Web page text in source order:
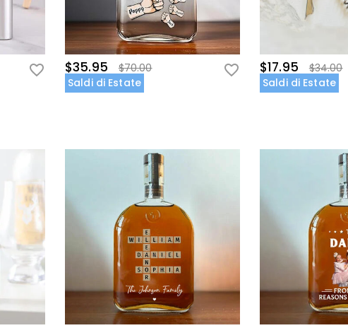
$35.95
$70.00
Saldi di Estate
$17.95
$34.00
Saldi di Estate